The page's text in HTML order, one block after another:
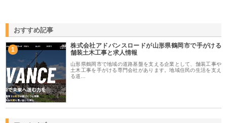
おすすめ記事
1
株式会社アドバンスロードが山形県鶴岡市で手がける
舗装土木工事と求人情報
山形県鶴岡市で地域の道路基盤を支える企業として、舗装工事や
土木工事を手がける専門会社があります。地域住民の生活を支え
る道…